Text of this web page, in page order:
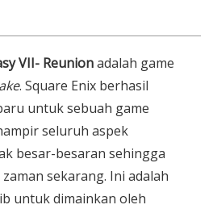
VII- Reunionadalah game
. Square Enix berhasil
untuk sebuah game
seluruh aspek
besar-besaran sehingga
sekarang. Ini adalah
untuk dimainkan oleh